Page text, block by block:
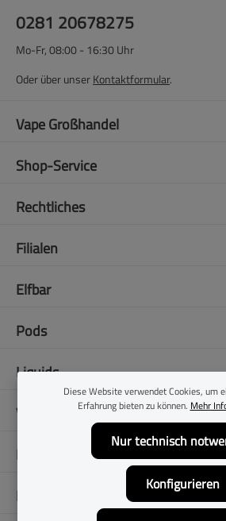
0281 20678275
Mo-Fr, 08:00 - 16:30 Uhr
Oder über unserKontaktformular.
Vape Großhandel
Shop-Service
Rechtliches
Filialen
Elfbar
Pods
Liquids
Vapes
E-Zigaretten
Folge uns
Diese Website verwendet Cookies, um
Erfahrung bieten zu können. Mehr
Nur technisch
Konfigurieren